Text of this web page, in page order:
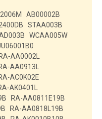
AB00002B
STAA003B
WCAA005W
RA-AA0002L
AA0913L
AC0K02E
AK0401L
RA-AA0811E19B
RA-AA0818L19B